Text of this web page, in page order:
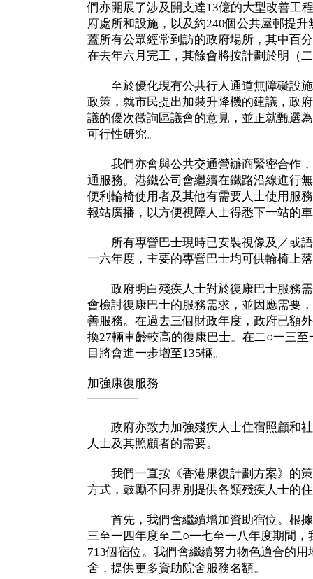
們亦開展了涉及開支達13億的大型改善工
府處所和設施，以及約240個公共屋邨提
蓋所有公眾經常到訪的政府場所，其中百
在去年六月完工，其餘會將按計劃於明（
至於優化現有公共行人通道無障礙設施
政策，就市民提出加裝升降機的建議，政
議的優次徵詢區議會的意見，並正就甄選
可行性研究。
我們亦會與公共交通營辦商緊密合作，
通服務。港鐵公司會繼續在鐵路沿線進行
便利輪椅使用者及其他有需要人士使用服
報站廣播，以方便視障人士得悉下一站的
所有專營巴士現時已安裝視像及／或語
一六年度，主要的專營巴士均可供輪椅上
政府明白殘疾人士對於復康巴士服務需
會檢討復康巴士的服務需求，並因應需要
善服務。在過去三個財政年度，政府已額
換27輛車齡較高的復康巴士。在二○一三
目將會進一步增至135輛。
加強康復服務
──────
政府亦致力加強殘疾人士住宿照顧和社
人士及其照顧者的需要。
我們一直按《香港康復計劃方案》的策
方式，鼓勵不同界別提供各類殘疾人士的
首先，我們會繼續增加資助宿位。根據
三至一四年度至二○一七至一八年度期間，
713個宿位。我們會繼續努力物色適合的
舍，提供更多資助院舍服務名額。